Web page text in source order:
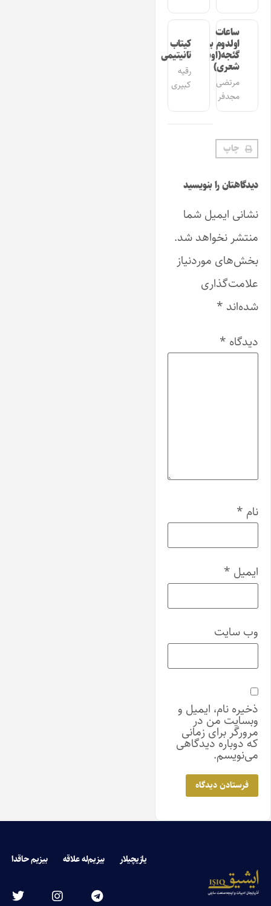
ساعات
اولدوم بیر
گئجه(اوشاق
شعری)
مرتضی
مجدفر
کیتاب
تانیتیمی
رقیه
کبیری
چاپ
دیدگاهتان را بنویسید
نشانی ایمیل شما
منتشر نخواهد شد.
بخش‌های موردنیاز
علامت‌گذاری
شده‌اند *
دیدگاه *
نام *
ایمیل *
وب‌ سایت
ذخیره نام، ایمیل و
وبسایت من در
مرورگر برای زمانی
که دوباره دیدگاهی
می‌نویسم.
یازیچیلار بیزیم‌له علاقه بیزیم حاقدا